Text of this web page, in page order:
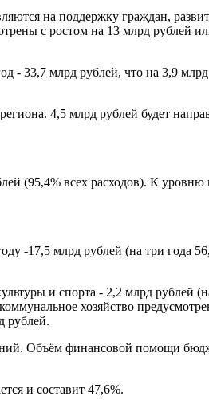
на поддержку граждан,
с ростом на 13 млрд рублей
- 33,7 млрд рублей, что на 3,9
4,5 млрд рублей будет
(95,4% всех расходов). К уровню
-17,5 млрд рублей (на три года
и спорта - 2,2 млрд рублей
хозяйство
рублей.
Объём финансовой помощи
и составит 47,6%.